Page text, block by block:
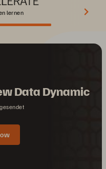
lernen
Data Dynamic